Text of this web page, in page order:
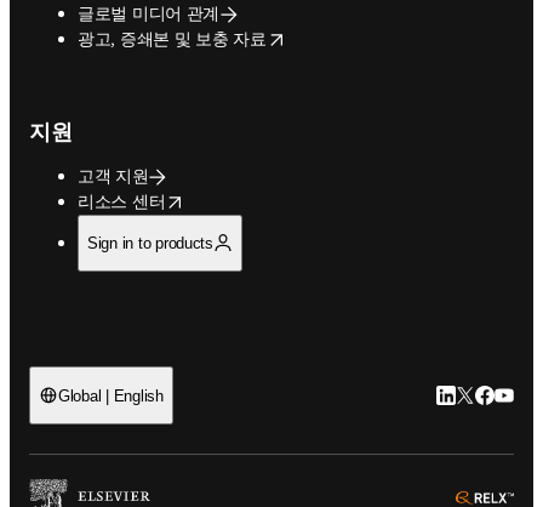
글로벌 미디어 관계
광고, 증쇄본 및 보충 자료
opens in new tab/window
지원
고객 지원
리소스 센터
opens in new tab/window
Sign in to products
Global | English LinkedIn 새
Twitter 새